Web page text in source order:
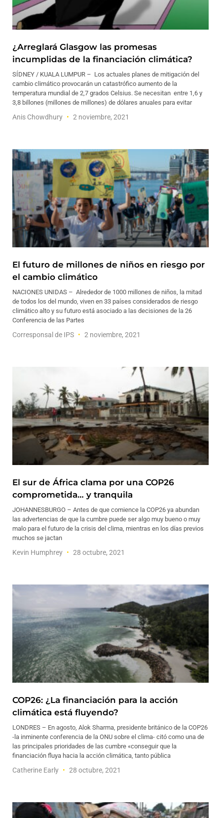
¿Arreglará Glasgow las promesas
incumplidas de la financiación climática?
SÍDNEY / KUALA LUMPUR – Los actuales planes de mitigación del
cambio climático provocarán un catastrófico aumento de la
temperatura mundial de 2,7 grados Celsius. Se necesitan entre 1,6 y
3,8 billones (millones de millones) de dólares anuales para evitar
Anis Chowdhury 2 noviembre, 2021
El futuro de millones de niños en riesgo por
el cambio climático
NACIONES UNIDAS – Alrededor de 1000 millones de niños, la mitad
de todos los del mundo, viven en 33 países considerados de riesgo
climático alto y su futuro está asociado a las decisiones de la 26
Conferencia de las Partes
Corresponsal de IPS 2 noviembre, 2021
El sur de África clama por una COP26
comprometida… y tranquila
JOHANNESBURGO – Antes de que comience la COP26 ya abundan
las advertencias de que la cumbre puede ser algo muy bueno o muy
malo para el futuro de la crisis del clima, mientras en los días previos
muchos se jactan
Kevin Humphrey 28 octubre, 2021
COP26: ¿La financiación para la acción
climática está fluyendo?
LONDRES – En agosto, Alok Sharma, presidente británico de la COP26
-la inminente conferencia de la ONU sobre el clima- citó como una de
las principales prioridades de las cumbre «conseguir que la
financiación fluya hacia la acción climática, tanto pública
Catherine Early 28 octubre, 2021